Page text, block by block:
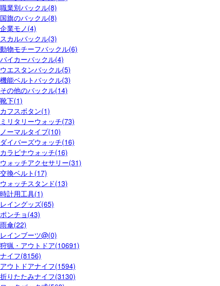
職業別バックル(8)
国旗のバックル(8)
企業モノ(4)
スカルバックル(3)
動物モチーフバックル(6)
バイカーバックル(4)
ウエスタンバックル(5)
機能ベルトバックル(3)
その他のバックル(14)
靴下(1)
カフスボタン(1)
ミリタリーウォッチ(73)
ノーマルタイプ(10)
ダイバーズウォッチ(16)
カラビナウォッチ(16)
ウォッチアクセサリー(31)
交換ベルト(17)
ウォッチスタンド(13)
時計用工具(1)
レイングッズ(65)
ポンチョ(43)
雨傘(22)
レインブーツ@(0)
狩猟・アウトドア(10691)
ナイフ(8156)
アウトドアナイフ(1594)
折りたたみナイフ(3130)